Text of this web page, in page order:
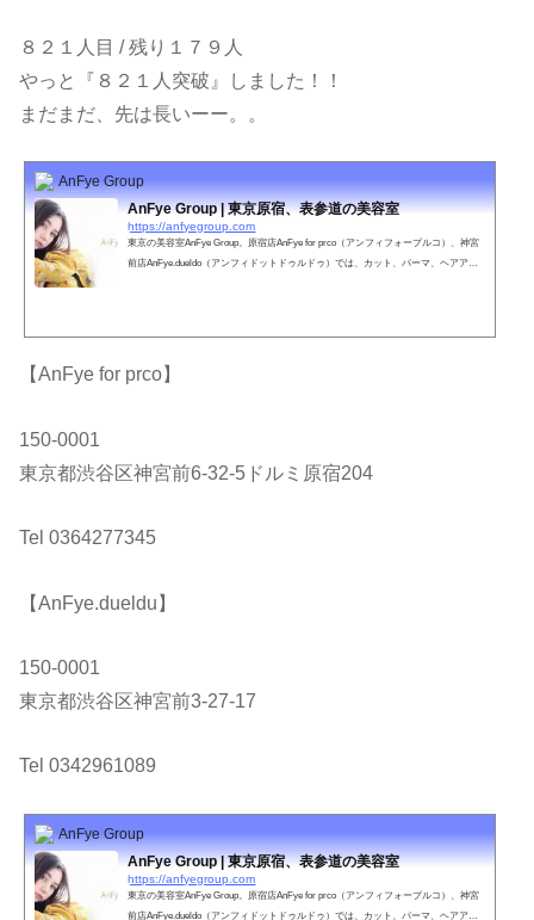
８２１人目 / 残り１７９人
やっと『８２１人突破』しました！！
まだまだ、先は長いーー。。
AnFye Group
AnFye Group | 東京原宿、表参道の美容室
https://anfyegroup.com
東京の美容室AnFye Group。原宿店AnFye for prco（アンフィフォープルコ）、神宮
前店AnFye.dueldo（アンフィドットドゥルドゥ）では、カット、パーマ、ヘアアレ
【AnFye for prco】
150-0001
東京都渋谷区神宮前6-32-5ドルミ原宿204
Tel 0364277345
【AnFye.dueldu】
150-0001
東京都渋谷区神宮前3-27-17
Tel 0342961089
AnFye Group
AnFye Group | 東京原宿、表参道の美容室
https://anfyegroup.com
東京の美容室AnFye Group。原宿店AnFye for prco（アンフィフォープルコ）、神宮
前店AnFye.dueldo（アンフィドットドゥルドゥ）では、カット、パーマ、ヘアアレ